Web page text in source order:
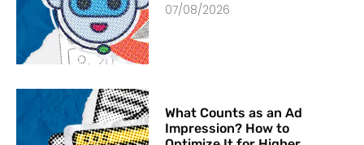
07/08/2026
What Counts as an Ad
Impression? How to